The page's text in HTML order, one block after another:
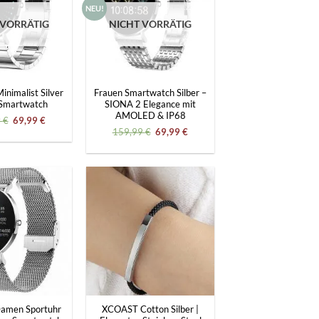
Silver
€ Ursprünglicher
Preis
169,99 €
69,99€Aktueller
69,99 €.
NEU!
NICHT VORRÄTIG
Frauen Smartwatch Silber –
SIONA 2 Elegance mit
AMOLED & IP68
159,99€ Ursprünglicher
Preis
159,99 €
69,99€Aktueller
69,99 €.
Sportuhr
+
XCOAST Cotton Silber |